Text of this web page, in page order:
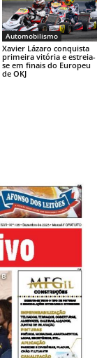
Automobilismo
Xavier Lázaro conquista
primeira vitória e estreia-
se em finais do Europeu
de OKJ